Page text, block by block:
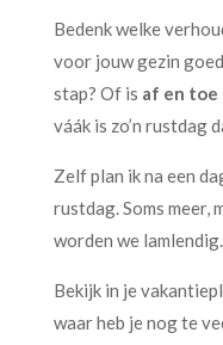
Bedenk welke
voor jouw gezin
stap? Of is af en toe
váák is zo’n rustdag
Zelf plan ik na een
rustdag. Soms meer,
worden we lamlendig.
Bekijk in je
waar heb je nog te